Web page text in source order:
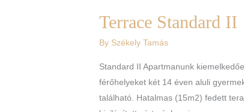
Terrace Standard II
By Székely Tamás
Standard II Apartmanunk
férőhelyeket két 14 éven aluli
található. Hatalmas (15m2) fedett